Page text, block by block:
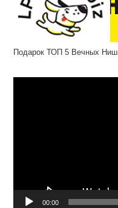
Подарок ТОП 5 Вечных Ниш
00:00